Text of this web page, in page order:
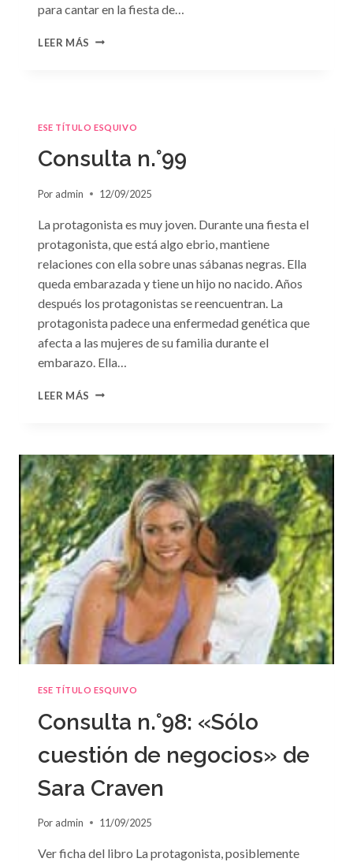
para cantar en la fiesta de…
LEER MÁS CONSULTA
DE
EMMA
DARCY
ESE TÍTULO ESQUIVO
Consulta n.°99
Por admin 12/09/2025
La protagonista es muy joven. Durante una fiesta el
protagonista, que está algo ebrio, mantiene
relaciones con ella sobre unas sábanas negras. Ella
queda embarazada y tiene un hijo no nacido. Años
después los protagonistas se reencuentran. La
protagonista padece una enfermedad genética que
afecta a las mujeres de su familia durante el
embarazo. Ella…
LEER MÁS CONSULTA
ESE TÍTULO ESQUIVO
Consulta n.°98: «Sólo
cuestión de negocios» de
Sara Craven
Por admin 11/09/2025
Ver ficha del libro La protagonista, posiblemente